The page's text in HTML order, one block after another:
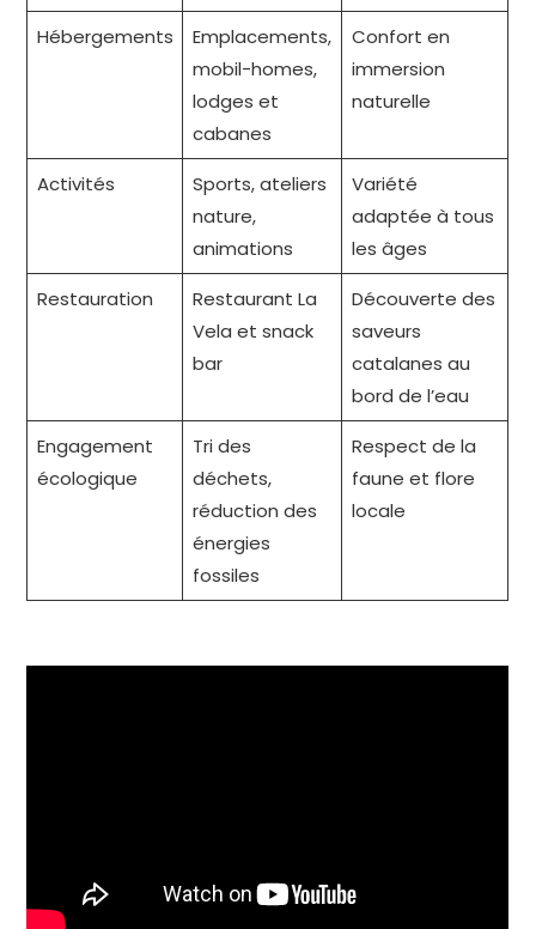
Hébergements
Emplacements,
mobil-homes,
lodges et
cabanes
Confort en
immersion
naturelle
Activités
Sports, ateliers
nature,
animations
Variété
adaptée à tous
les âges
Restauration
Restaurant La
Vela et snack
bar
Découverte des
saveurs
catalanes au
bord de l’eau
Engagement
écologique
Tri des
déchets,
réduction des
énergies
fossiles
Respect de la
faune et flore
locale